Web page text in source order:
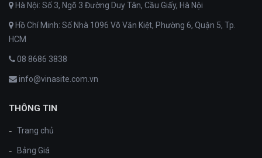
Hà Nội: Số 3, Ngõ 3 Đường Duy Tân, Cầu Giấy, Hà Nội
Hồ Chí Minh: Số Nhà 1096 Võ Văn Kiệt, Phường 6, Quận 5, Tp.
HCM
08 8686 3838
info@vinasite.com.vn
THÔNG TIN
Trang chủ
Bảng Giá